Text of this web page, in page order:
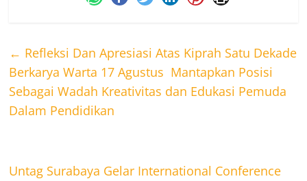
← Refleksi Dan Apresiasi Atas Kiprah Satu Dekade
Berkarya Warta 17 Agustus Mantapkan Posisi
Sebagai Wadah Kreativitas dan Edukasi Pemuda
Dalam Pendidikan
Untag Surabaya Gelar International Conference